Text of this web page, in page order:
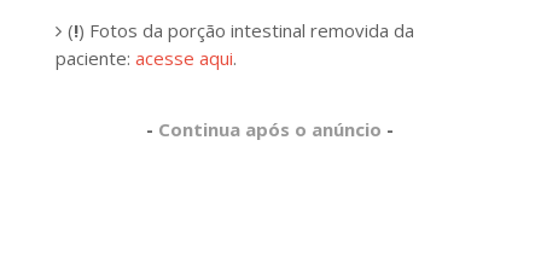
(!) Fotos da porção intestinal removida da
paciente:acesse aqui.
- Continua após o anúncio -